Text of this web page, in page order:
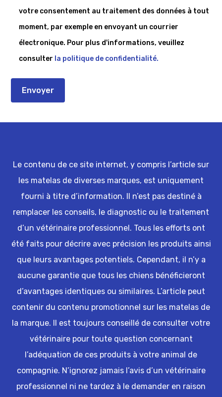
votre consentement au traitement des données à tout
moment, par exemple en envoyant un courrier
électronique. Pour plus d'informations, veuillez
consulter la politique de confidentialité.
Le contenu de ce site internet, y compris l’article sur
les matelas de diverses marques, est uniquement
fourni à titre d’information. Il n’est pas destiné à
remplacer les conseils, le diagnostic ou le traitement
d’un vétérinaire professionnel. Tous les efforts ont
été faits pour décrire avec précision les produits ainsi
que leurs avantages potentiels. Cependant, il n’y a
aucune garantie que tous les chiens bénéficieront
d’avantages identiques ou similaires. L’article peut
contenir du contenu promotionnel sur les matelas de
la marque. Il est toujours conseillé de consulter votre
vétérinaire pour toute question concernant
l’adéquation de ces produits à votre animal de
compagnie. N’ignorez jamais l’avis d’un vétérinaire
professionnel ni ne tardez à le demander en raison